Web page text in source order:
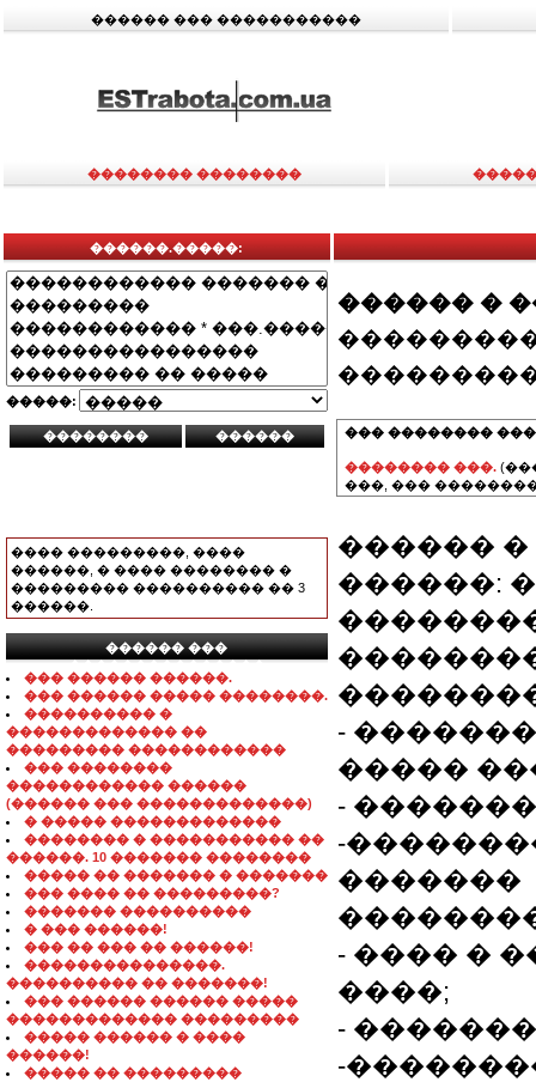
������ ��� �����������
�������� ��������
������.�����:
�����:
���� ���������, ����
������, � ���� �������� �
��������� ���������� �� 3
������.
������ ���
���������������
��� ������ ������.
��� ������ ����� ��������.
���������� �
������������� ��
��������� ������������
��� ��������
������������ ������
(������ ��� �������������)
� ����� �������������
�������� � ����������� ��
������. 10 ������� ��������
����� �� ������� � �������
��� ���� �� ���������?
������� ����������
� ��� ������!
��� �� ��� �� ������!
���������������.
���������� �� �������!
��� ������ ������ �����
������������� ���������
����� ������ � ����
������!
����� �� ���������
������ �
��� ��������
�������� ���.
���, ���
������
������:
-
�����
-
-
�������
- ���� �
����;
- �������
-